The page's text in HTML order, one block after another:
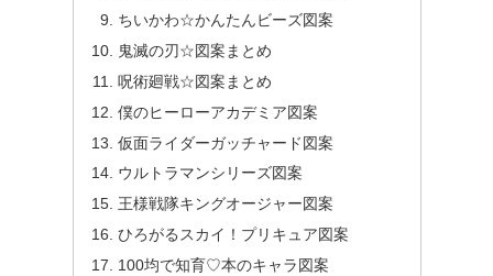
ちいかわ☆かんたんビーズ図案
鬼滅の刃☆図案まとめ
呪術廻戦☆図案まとめ
僕のヒーローアカデミア図案
仮面ライダーガッチャード図案
ウルトラマンシリーズ図案
王様戦隊キングオージャー図案
ひろがるスカイ！プリキュア図案
100均で知育♡本のキャラ図案